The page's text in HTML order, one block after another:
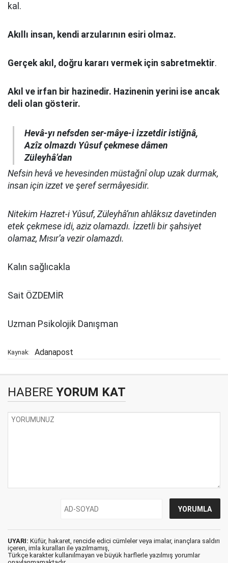
kal.
Akıllı insan, kendi arzularının esiri olmaz.
Gerçek akıl, doğru kararı vermek için sabretmektir.
Akıl ve irfan bir hazinedir. Hazinenin yerini ise ancak
deli olan gösterir.
Hevâ-yı nefsden ser-mâye-i izzetdir istiğnâ,
Azîz olmazdı Yûsuf çekmese dâmen
Züleyhâ’dan
Nefsin hevâ ve hevesinden müstağnî olup uzak durmak,
insan için izzet ve şeref sermâyesidir.
Nitekim Hazret-i Yûsuf, Züleyhâ’nın ahlâksız davetinden
etek çekmese idi, aziz olamazdı. İzzetli bir şahsiyet
olamaz, Mısır’a vezir olamazdı.
Kalın sağlıcakla
Sait ÖZDEMİR
Uzman Psikolojik Danışman
Kaynak: Adanapost
HABERE YORUM KAT
UYARI: Küfür, hakaret, rencide edici cümleler veya imalar, inançlara saldırı
içeren, imla kuralları ile yazılmamış,
Türkçe karakter kullanılmayan ve büyük harflerle yazılmış yorumlar